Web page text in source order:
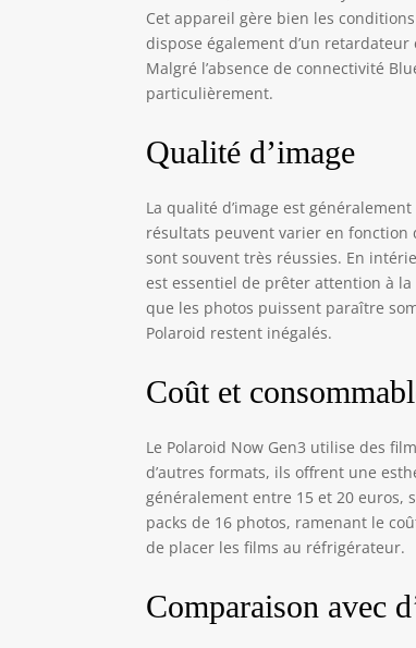
Cet appareil gère bien les
dispose également d’un
Malgré l’absence de connectivité
particulièrement.
Qualité d’image
La qualité d’image est
résultats peuvent varier en fonction
sont souvent très réussies. En
est essentiel de prêter attention à
que les photos puissent paraître
Polaroid restent inégalés.
Coût et
Le Polaroid Now Gen3 utilise des
d’autres formats, ils offrent une
généralement entre 15 et 20 euros,
packs de 16 photos, ramenant le
de placer les films au réfrigérateur.
Comparaison avec